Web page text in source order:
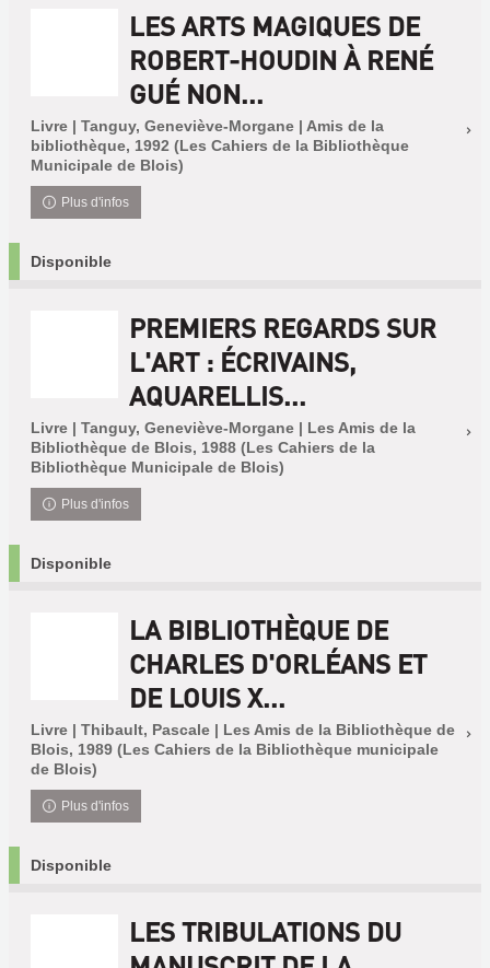
LES ARTS MAGIQUES DE
ROBERT-HOUDIN À RENÉ
GUÉ NON...
Livre | Tanguy, Geneviève-Morgane | Amis de la
bibliothèque, 1992 (Les Cahiers de la Bibliothèque
Municipale de Blois)
Plus d'infos
Disponible
PREMIERS REGARDS SUR
L'ART : ÉCRIVAINS,
AQUARELLIS...
Livre | Tanguy, Geneviève-Morgane | Les Amis de la
Bibliothèque de Blois, 1988 (Les Cahiers de la
Bibliothèque Municipale de Blois)
Plus d'infos
Disponible
LA BIBLIOTHÈQUE DE
CHARLES D'ORLÉANS ET
DE LOUIS X...
Livre | Thibault, Pascale | Les Amis de la Bibliothèque de
Blois, 1989 (Les Cahiers de la Bibliothèque municipale
de Blois)
Plus d'infos
Disponible
LES TRIBULATIONS DU